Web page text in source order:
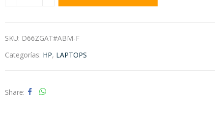
SKU: D66ZGAT#ABM-F
Categorías: HP, LAPTOPS
Share